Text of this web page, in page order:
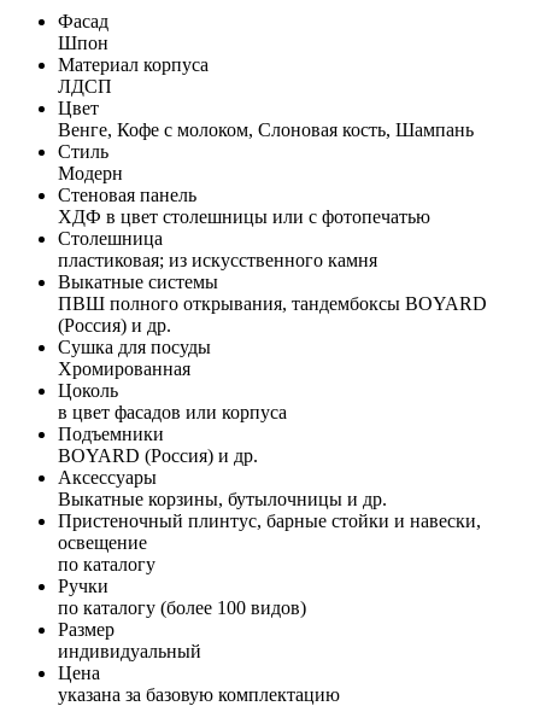
Фасад
Шпон
Материал корпуса
ЛДСП
Цвет
Венге, Кофе с молоком, Слоновая кость, Шампань
Стиль
Модерн
Стеновая панель
ХДФ в цвет столешницы или с фотопечатью
Столешница
пластиковая; из искусственного камня
Выкатные системы
ПВШ полного открывания, тандембоксы BOYARD
(Россия) и др.
Сушка для посуды
Хромированная
Цоколь
в цвет фасадов или корпуса
Подъемники
BOYARD (Россия) и др.
Аксессуары
Выкатные корзины, бутылочницы и др.
Пристеночный плинтус, барные стойки и навески,
освещение
по каталогу
Ручки
по каталогу (более 100 видов)
Размер
индивидуальный
Цена
указана за базовую комплектацию